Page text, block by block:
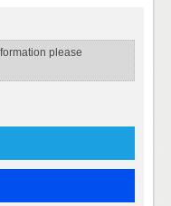
please